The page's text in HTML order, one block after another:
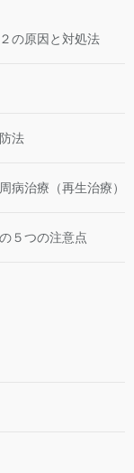
の原因と対処法
法
病治療（再生治療）
５つの注意点